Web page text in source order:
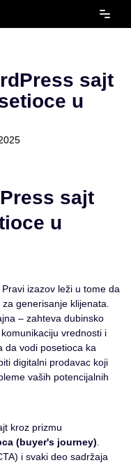
sajt
u
sajt
u
izazov leži u tome da
generisanje klijenata.
– zahteva dubinsko
vrednosti i
da vodi posetioca ka
digitalni prodavac koji
vaših potencijalnih
kroz prizmu
(buyer's journey)
i svaki deo sadržaja